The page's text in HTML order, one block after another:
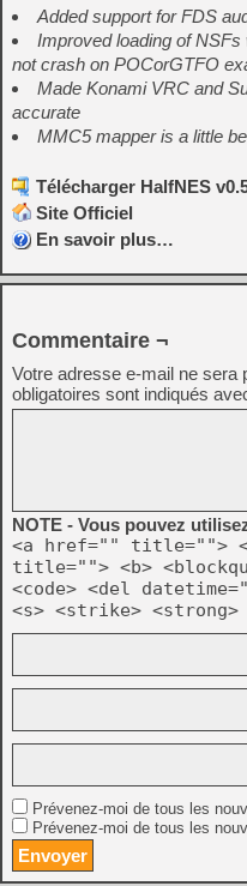
Added support for FDS
Improved loading of
not crash on POCorGTFO
Made Konami VRC and
accurate
MMC5 mapper is a little
Télécharger HalfNES
Site Officiel
En savoir plus…
Commentaire ¬
Votre adresse e-mail ne sera
obligatoires sont indiqués
NOTE - Vous pouvez
<a href="" title="">
title=""> <b>
<code> <del
<s> <strike> <strong>
Prévenez-moi de tous les
Prévenez-moi de tous les